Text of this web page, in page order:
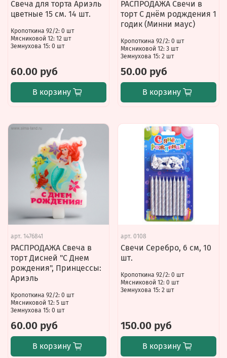
Свеча для торта Ариэль
цветные 15 см. 14 шт.
Кропоткина 92/2: 0 шт
Мясниковой 12: 12 шт
Земнухова 15: 0 шт
60.00 руб
В корзину
РАСПРОДАЖА Свечи в
торт С днём родждения 1
годик (Минни маус)
Кропоткина 92/2: 0 шт
Мясниковой 12: 3 шт
Земнухова 15: 2 шт
50.00 руб
В корзину
арт. 1476841
РАСПРОДАЖА Свеча в
торт Дисней "С Днем
рождения", Принцессы:
Ариэль
Кропоткина 92/2: 0 шт
Мясниковой 12: 5 шт
Земнухова 15: 0 шт
60.00 руб
В корзину
арт. 0108
Свечи Серебро, 6 см, 10
шт.
Кропоткина 92/2: 0 шт
Мясниковой 12: 0 шт
Земнухова 15: 2 шт
150.00 руб
В корзину